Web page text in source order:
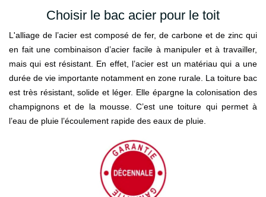
Choisir le bac acier pour le toit
L'alliage de l’acier est composé de fer, de carbone et de zinc qui
en fait une combinaison d’acier facile à manipuler et à travailler,
mais qui est résistant. En effet, l’acier est un matériau qui a une
durée de vie importante notamment en zone rurale. La toiture bac
est très résistant, solide et léger. Elle épargne la colonisation des
champignons et de la mousse. C’est une toiture qui permet à
l’eau de pluie l’écoulement rapide des eaux de pluie.